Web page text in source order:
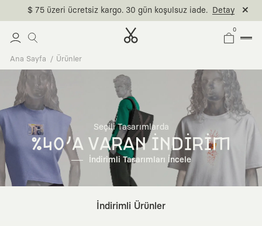
$ 75 üzeri ücretsiz kargo. 30 gün koşulsuz iade. Detay
0
Ana Sayfa Ürünler
Seçili Tasarımlarda
%40'A VARAN İNDİRİM
İndirimli Tasarımları İncele
İndirimli Ürünler